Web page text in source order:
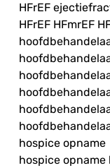
HFrEF
HFrEF HFmrEF
hospice opname
hospice